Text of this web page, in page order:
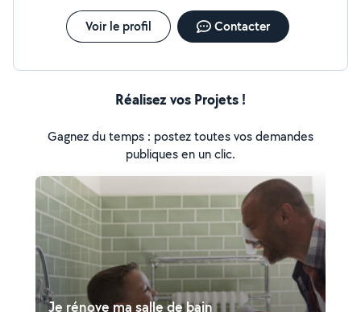
pour des travaux de qualité, menés avec sérieux du
début à la fin.Voir le profil Contacter
Réalisez vos Projets !
Gagnez du temps : postez toutes vos demandes
publiques en un clic.
Je rénove ma salle de bain